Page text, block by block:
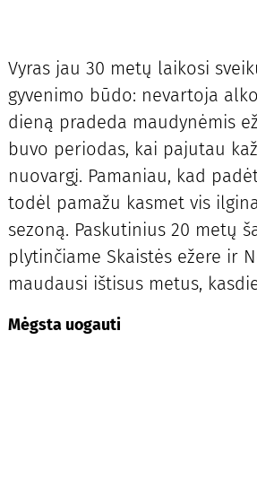
Vyras jau 30 metų laikosi
gyvenimo būdo: nevartoja
dieną pradeda maudynėmis
buvo periodas, kai pajutau
nuovargį. Pamaniau, kad
todėl pamažu kasmet vis
sezoną. Paskutinius 20 metų
plytinčiame Skaistės ežere ir
maudausi ištisus metus,
Mėgsta uogauti